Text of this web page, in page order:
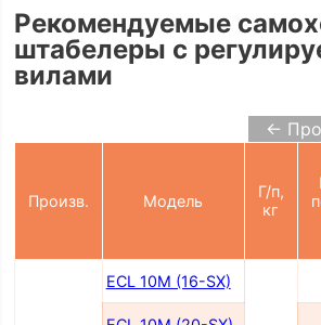
Рекомендуемые
штабелеры с
вилами
←
Произв. Модель
Г/п,
кг
ECL 10M (16-SX)